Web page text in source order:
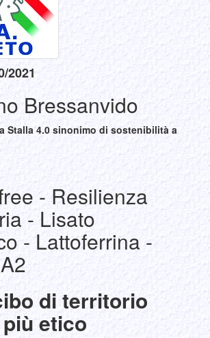
2021
Bressanvido
Stalla 4.0 sinonimo di sostenibilità a
- Resilienza
- Lisato
- Lattoferrina -
di territorio
etico